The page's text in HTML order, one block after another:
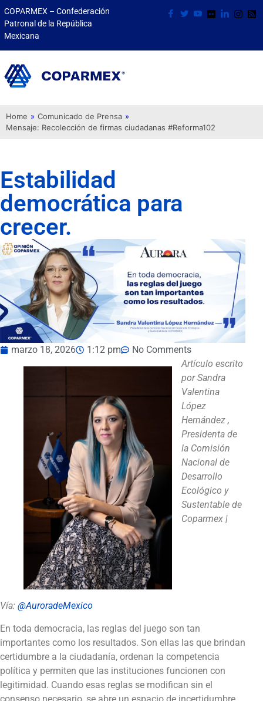
COPARMEX – Confederación
Patronal de la República
Mexicana
Home » Comunicado de Prensa »
Mensaje: Recolección de firmas ciudadanas #Reforma102
Estabilidad
democrática para
crecer.
marzo 18, 2026 1:12 pm
No Comments
Artículo escrito
por Sandra
Valentina
López
Hernández ,
Presidenta de
la Comisión
Nacional de
Desarrollo
Ecológico y
Sustentable de
Coparmex |
Vía: @AuroradeMexico
En toda democracia, las reglas del juego son tan
importantes como los resultados. Son ellas las que brindan
certidumbre a la ciudadanía, ordenan la competencia
política y permiten que las instituciones funcionen con
legitimidad. Cuando esas reglas se modifican sin el